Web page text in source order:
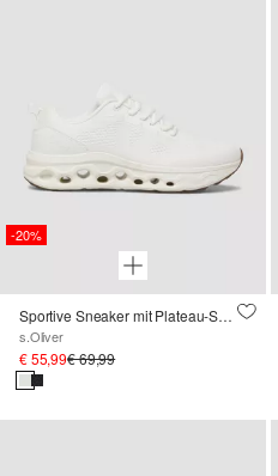
-20%
Sportive Sneaker mit Plateau-Sohle
s.Oliver
€ 55,99€ 69,99